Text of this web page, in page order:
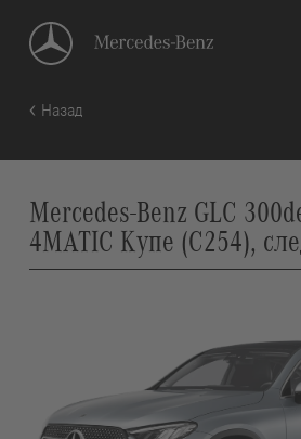
Назад
Mercedes-Benz GLC
4MATIC Купе (C254),